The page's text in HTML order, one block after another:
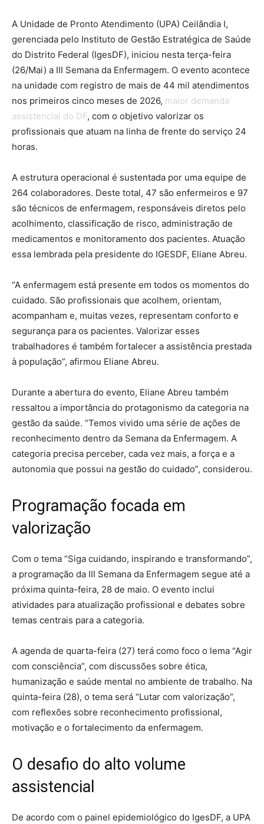
A Unidade de Pronto Atendimento (UPA) Ceilândia I,
gerenciada pelo Instituto de Gestão Estratégica de Saúde
do Distrito Federal (IgesDF), iniciou nesta terça-feira
(26/Mai) a III Semana da Enfermagem. O evento acontece
na unidade com registro de mais de 44 mil atendimentos
nos primeiros cinco meses de 2026, maior demanda
assistencial do DF, com o objetivo valorizar os
profissionais que atuam na linha de frente do serviço 24
horas.
A estrutura operacional é sustentada por uma equipe de
264 colaboradores. Deste total, 47 são enfermeiros e 97
são técnicos de enfermagem, responsáveis diretos pelo
acolhimento, classificação de risco, administração de
medicamentos e monitoramento dos pacientes. Atuação
essa lembrada pela presidente do IGESDF, Eliane Abreu.
“A enfermagem está presente em todos os momentos do
cuidado. São profissionais que acolhem, orientam,
acompanham e, muitas vezes, representam conforto e
segurança para os pacientes. Valorizar esses
trabalhadores é também fortalecer a assistência prestada
à população”, afirmou Eliane Abreu.
Durante a abertura do evento, Eliane Abreu também
ressaltou a importância do protagonismo da categoria na
gestão da saúde. “Temos vivido uma série de ações de
reconhecimento dentro da Semana da Enfermagem. A
categoria precisa perceber, cada vez mais, a força e a
autonomia que possui na gestão do cuidado”, considerou.
Programação focada em
valorização
Com o tema “Siga cuidando, inspirando e transformando”,
a programação da III Semana da Enfermagem segue até a
próxima quinta-feira, 28 de maio. O evento inclui
atividades para atualização profissional e debates sobre
temas centrais para a categoria.
A agenda de quarta-feira (27) terá como foco o lema “Agir
com consciência”, com discussões sobre ética,
humanização e saúde mental no ambiente de trabalho. Na
quinta-feira (28), o tema será “Lutar com valorização”,
com reflexões sobre reconhecimento profissional,
motivação e o fortalecimento da enfermagem.
O desafio do alto volume
assistencial
De acordo com o painel epidemiológico do IgesDF, a UPA